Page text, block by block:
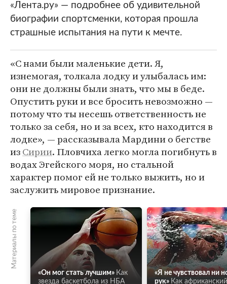
«Лента.ру» — подробнее об удивительной
биографии спортсменки, которая прошла
страшные испытания на пути к мечте.
«С нами были маленькие дети. Я,
изнемогая, толкала лодку и улыбалась им:
они не должны были знать, что мы в беде.
Опустить руки и все бросить невозможно —
потому что ты несешь ответственность не
только за себя, но и за всех, кто находится в
лодке», — рассказывала Мардини о бегстве
изСирии. Пловчиха легко могла погибнуть в
водах Эгейского моря, но стальной
характер помог ей не только выжить, но и
заслужить мировое признание.
Материалы по теме
«Он мог стать лучшим» Как
звезда баскетбола из НБА
«Я не чувствовал ни
рук» Как африканский